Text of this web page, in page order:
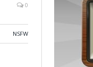
0
NSFW